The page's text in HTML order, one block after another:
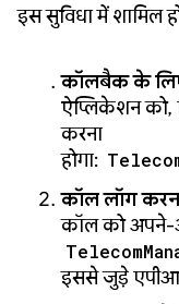
इस सुविधा में शामिल
कॉलबैक के
ऐप्लिकेशन को,
करना
होगा:
कॉल लॉग
कॉल को
इससे जुड़े